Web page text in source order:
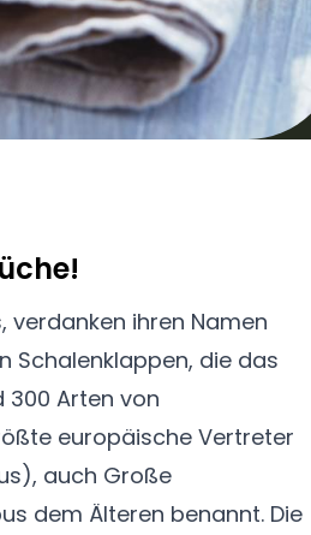
verdanken ihren Namen
Schalenklappen, die das
300 Arten von
europäische Vertreter
auch Große
dem Älteren benannt. Die